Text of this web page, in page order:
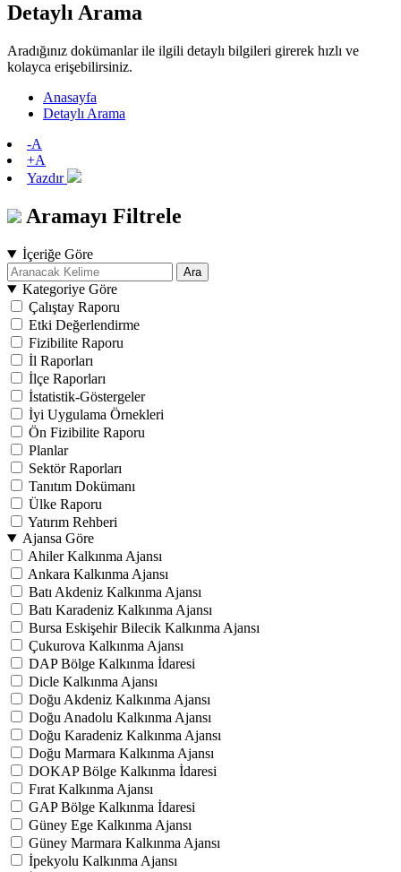
Detaylı Arama
Aradığınız dokümanlar ile ilgili detaylı bilgileri girerek hızlı ve
kolayca erişebilirsiniz.
Anasayfa
Detaylı Arama
-A
+A
Yazdır
Aramayı Filtrele
İçeriğe Göre
Ara
Kategoriye Göre
Çalıştay Raporu
Etki Değerlendirme
Fizibilite Raporu
İl Raporları
İlçe Raporları
İstatistik-Göstergeler
İyi Uygulama Örnekleri
Ön Fizibilite Raporu
Planlar
Sektör Raporları
Tanıtım Dokümanı
Ülke Raporu
Yatırım Rehberi
Ajansa Göre
Ahiler Kalkınma Ajansı
Ankara Kalkınma Ajansı
Batı Akdeniz Kalkınma Ajansı
Batı Karadeniz Kalkınma Ajansı
Bursa Eskişehir Bilecik Kalkınma Ajansı
Çukurova Kalkınma Ajansı
DAP Bölge Kalkınma İdaresi
Dicle Kalkınma Ajansı
Doğu Akdeniz Kalkınma Ajansı
Doğu Anadolu Kalkınma Ajansı
Doğu Karadeniz Kalkınma Ajansı
Doğu Marmara Kalkınma Ajansı
DOKAP Bölge Kalkınma İdaresi
Fırat Kalkınma Ajansı
GAP Bölge Kalkınma İdaresi
Güney Ege Kalkınma Ajansı
Güney Marmara Kalkınma Ajansı
İpekyolu Kalkınma Ajansı